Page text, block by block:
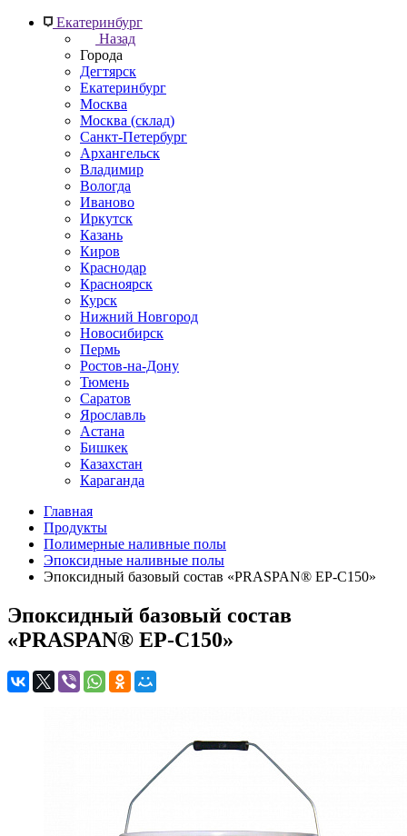
Екатеринбург
Назад
Города
Дегтярск
Екатеринбург
Москва
Москва (склад)
Санкт-Петербург
Архангельск
Владимир
Вологда
Иваново
Иркутск
Казань
Киров
Краснодар
Красноярск
Курск
Нижний Новгород
Новосибирск
Пермь
Ростов-на-Дону
Тюмень
Саратов
Ярославль
Астана
Бишкек
Казахстан
Караганда
Главная
Продукты
Полимерные наливные полы
Эпоксидные наливные полы
Эпоксидный базовый состав «PRASPAN® EP-C150»
Эпоксидный базовый состав
«PRASPAN® EP-C150»